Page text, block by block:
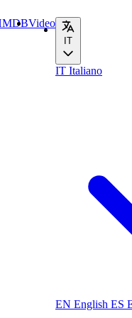
Video
IT
IT Italiano
EN English ES